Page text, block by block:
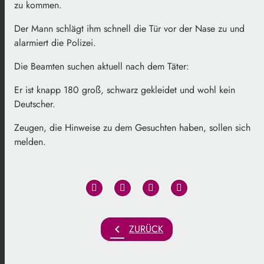
zu kommen.
Der Mann schlägt ihm schnell die Tür vor der Nase zu und
alarmiert die Polizei.
Die Beamten suchen aktuell nach dem Täter:
Er ist knapp 180 groß, schwarz gekleidet und wohl kein
Deutscher.
Zeugen, die Hinweise zu dem Gesuchten haben, sollen sich
melden.
chevron_left ZURÜCK